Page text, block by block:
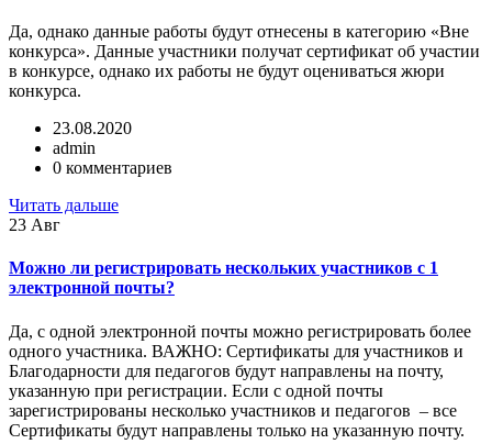
Да, однако данные работы будут отнесены в категорию «Вне
конкурса». Данные участники получат сертификат об участии
в конкурсе, однако их работы не будут оцениваться жюри
конкурса.
23.08.2020
admin
0 комментариев
Читать дальше
23 Авг
Можно ли регистрировать нескольких участников с 1
электронной почты?
Да, с одной электронной почты можно регистрировать более
одного участника. ВАЖНО: Сертификаты для участников и
Благодарности для педагогов будут направлены на почту,
указанную при регистрации. Если с одной почты
зарегистрированы несколько участников и педагогов – все
Сертификаты будут направлены только на указанную почту.